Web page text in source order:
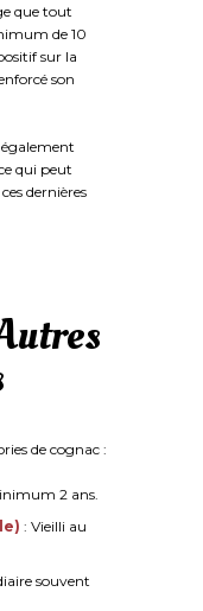
que tout
de 10
sur la
son
qui peut
dernières
de cognac :
2 ans.
: Vieilli au
souvent